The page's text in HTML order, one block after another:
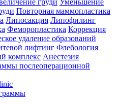
груди Уменьшение
Повторная маммопластика
Липосакция Липофилинг
Феморопластика Коррекция
удаление образований
лифтинг Флебология
комплекс Анестезия
послеоперационной